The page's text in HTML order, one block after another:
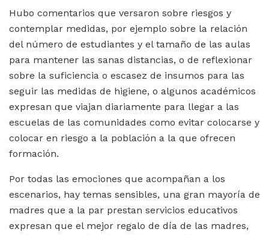
Hubo comentarios que versaron sobre riesgos y
contemplar medidas, por ejemplo sobre la relación
del número de estudiantes y el tamaño de las aulas
para mantener las sanas distancias, o de reflexionar
sobre la suficiencia o escasez de insumos para las
seguir las medidas de higiene, o algunos académicos
expresan que viajan diariamente para llegar a las
escuelas de las comunidades como evitar colocarse y
colocar en riesgo a la población a la que ofrecen
formación.
Por todas las emociones que acompañan a los
escenarios, hay temas sensibles, una gran mayoría de
madres que a la par prestan servicios educativos
expresan que el mejor regalo de día de las madres,